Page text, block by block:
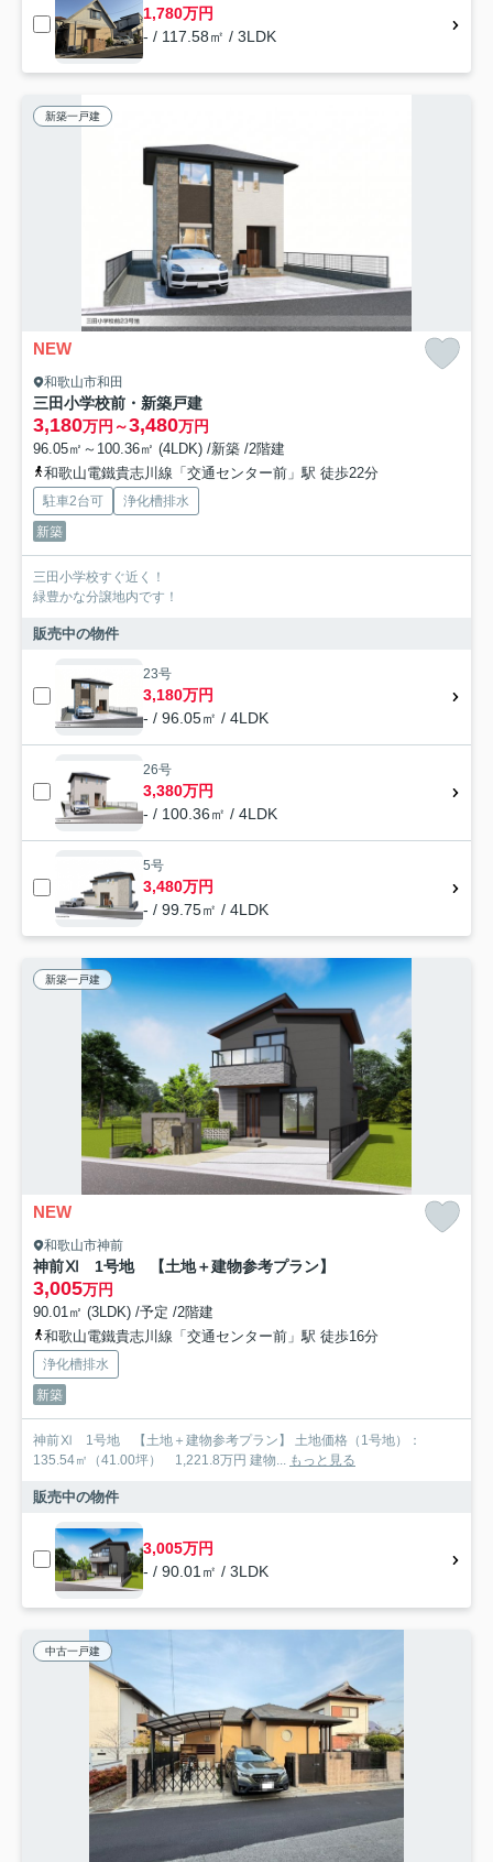
1,780万円
- / 117.58㎡ / 3LDK
新築一戸建
NEW
和歌山市和田
三田小学校前・新築戸建
3,180万円～3,480万円
96.05㎡～100.36㎡ (4LDK) /新築 /2階建
和歌山電鐵貴志川線「交通センター前」駅 徒歩22分
駐車2台可
浄化槽排水
新築
三田小学校すぐ近く！
緑豊かな分譲地内です！
販売中の物件
23号
3,180万円
- / 96.05㎡ / 4LDK
26号
3,380万円
- / 100.36㎡ / 4LDK
5号
3,480万円
- / 99.75㎡ / 4LDK
新築一戸建
NEW
和歌山市神前
神前Ⅺ 1号地 【土地＋建物参考プラン】
3,005万円
90.01㎡ (3LDK) /予定 /2階建
和歌山電鐵貴志川線「交通センター前」駅 徒歩16分
浄化槽排水
新築
神前Ⅺ 1号地 【土地＋建物参考プラン】 土地価格（1号地）：
135.54㎡（41.00坪） 1,221.8万円 建物...
もっと見る
販売中の物件
3,005万円
- / 90.01㎡ / 3LDK
中古一戸建